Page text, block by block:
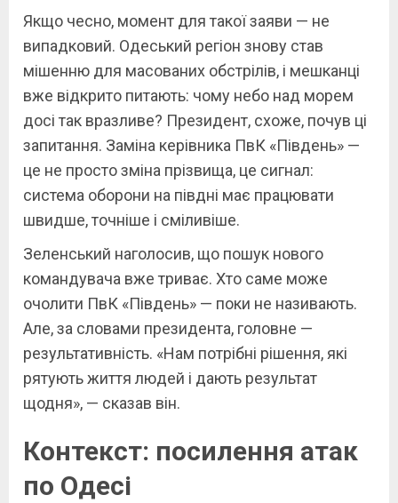
Якщо чесно, момент для такої заяви — не
випадковий. Одеський регіон знову став
мішенню для масованих обстрілів, і мешканці
вже відкрито питають: чому небо над морем
досі так вразливе? Президент, схоже, почув ці
запитання. Заміна керівника ПвК «Південь» —
це не просто зміна прізвища, це сигнал:
система оборони на півдні має працювати
швидше, точніше і сміливіше.
Зеленський наголосив, що пошук нового
командувача вже триває. Хто саме може
очолити ПвК «Південь» — поки не називають.
Але, за словами президента, головне —
результативність. «Нам потрібні рішення, які
рятують життя людей і дають результат
щодня», — сказав він.
Контекст: посилення атак
по Одесі